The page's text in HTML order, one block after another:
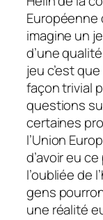
imagine un
d’une
jeu c’est
façon trivial
questions
certaines
l’Union
d’avoir eu
l’oubliée de
gens
une réalité